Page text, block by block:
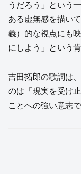
うだろう」という
ある虚無感を描い
義）的な視点にも
にしよう」という
吉田拓郎の歌詞は
のは「現実を受け
ことへの強い意志で